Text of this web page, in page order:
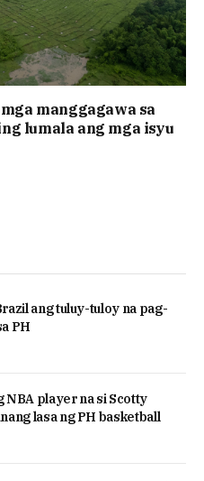
manggagawa sa
lumala ang mga isyu
ang tuluy-tuloy na pag-
PH
NBA player na si Scotty
lasa ng PH basketball